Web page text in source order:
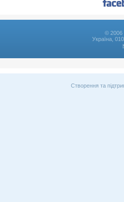
© 2006
Україна,
Створення та